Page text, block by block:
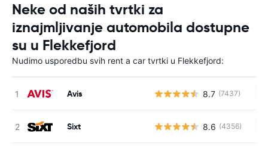
Neke od naših tvrtki za
iznajmljivanje automobila dostupne
su u Flekkefjord
Nudimo usporedbu svih rent a car tvrtki u Flekkefjord:
Avis 8.7 (7437)
Sixt 8.6 (4356)